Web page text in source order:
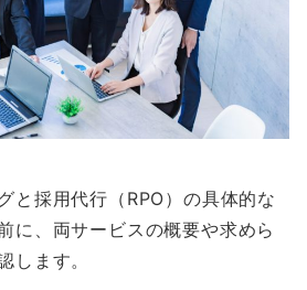
と採用代行（RPO）の具体的な
に、両サービスの概要や求めら
します。